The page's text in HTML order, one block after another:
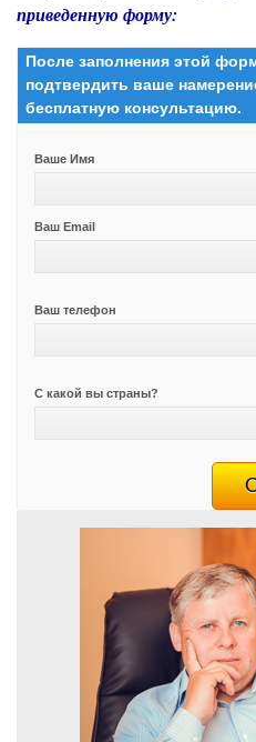
приведенную форму:
После заполнения этой
подтвердить ваше
бесплатную консультацию.
Ваше Имя
Ваш Email
Ваш телефон
С какой вы страны?